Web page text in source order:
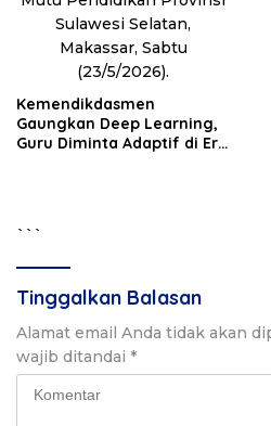
Kemendikdasmen
Gaungkan Deep Learning,
Guru Diminta Adaptif di Era
```
Tinggalkan Balasan
Alamat email Anda tidak akan
wajib ditandai *